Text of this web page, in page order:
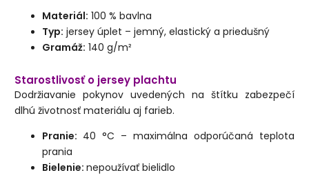
Materiál: 100 % bavlna
Typ: jersey úplet – jemný, elastický a priedušný
Gramáž: 140 g/m²
Starostlivosť o jersey plachtu
Dodržiavanie pokynov uvedených na štítku zabezpečí
dlhú životnosť materiálu aj farieb.
Pranie: 40 °C – maximálna odporúčaná teplota
prania
Bielenie:nepoužívať bielidlo